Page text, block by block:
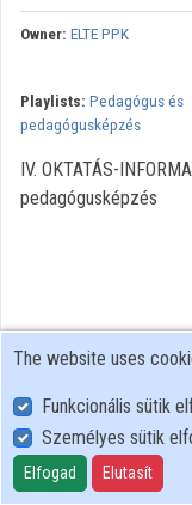
Owner: ELTE PPK
Playlists: Pedagógus és
pedagógusképzés
IV. OKTATÁS-
pedagógusképzés
User Policy
Adatkezelési tájékoztató
Cookie Policy
The website uses
Funkcionális sütik
Személyes sütik
Elfogad Elutasít